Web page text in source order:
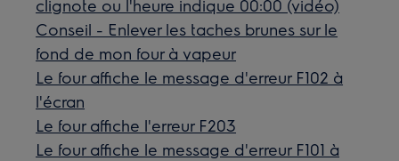
clignote ou l'heure indique 00:00 (vidéo)
Conseil - Enlever les taches brunes sur le
fond de mon four à vapeur
Le four affiche le message d'erreur F102 à
l'écran
Le four affiche l'erreur F203
Le four affiche le message d'erreur F101 à